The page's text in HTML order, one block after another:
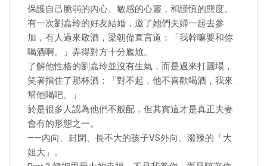
保護自己脆弱的內心、敏感的心靈，和謹慎的態度。
有一次劉嘉玲的好友結婚，邀了她們夫婦一起去參
加，有人過來敬酒，梁朝偉直言道：「我幹嘛要和你
喝酒啊。」弄得對方十分尷尬。
了解他性格的劉嘉玲並沒有生氣，而是過來打圓場，
笑著擋住了那杯酒：「對不起，他不喜歡喝酒，我來
幫他喝吧。」
於是很多人認為他們不般配，但其實這才是真正夫妻
會有的形態之一。
——內向、封閉、長不大的孩子VS外向、潑辣的「大
姐大」。